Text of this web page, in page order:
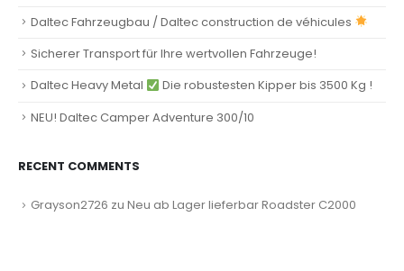
Daltec Fahrzeugbau / Daltec construction de véhicules
Sicherer Transport für Ihre wertvollen Fahrzeuge!
Daltec Heavy Metal
Die robustesten Kipper bis 3500 Kg !
NEU! Daltec Camper Adventure 300/10
RECENT COMMENTS
Grayson2726 zu Neu ab Lager lieferbar Roadster C2000